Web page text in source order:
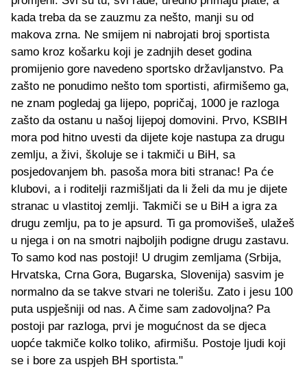
kada treba da se zauzmu za nešto, manji su od
makova zrna. Ne smijem ni nabrojati broj sportista
samo kroz košarku koji je zadnjih deset godina
promijenio gore navedeno sportsko državljanstvo. Pa
zašto ne ponudimo nešto tom sportisti, afirmišemo ga,
ne znam pogledaj ga lijepo, popričaj, 1000 je razloga
zašto da ostanu u našoj lijepoj domovini. Prvo, KSBIH
mora pod hitno uvesti da dijete koje nastupa za drugu
zemlju, a živi, školuje se i takmiči u BiH, sa
posjedovanjem bh. pasoša mora biti stranac! Pa će
klubovi, a i roditelji razmišljati da li želi da mu je dijete
stranac u vlastitoj zemlji. Takmiči se u BiH a igra za
drugu zemlju, pa to je apsurd. Ti ga promovišeš, ulažeš
u njega i on na smotri najboljih podigne drugu zastavu.
To samo kod nas postoji! U drugim zemljama (Srbija,
Hrvatska, Crna Gora, Bugarska, Slovenija) sasvim je
normalno da se takve stvari ne tolerišu. Zato i jesu 100
puta uspješniji od nas. A čime sam zadovoljna? Pa
postoji par razloga, prvi je mogućnost da se djeca
uopće takmiče kolko toliko, afirmišu. Postoje ljudi koji
se i bore za uspjeh BH sportista."